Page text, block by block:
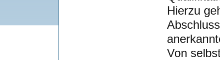
Hierzu
Von